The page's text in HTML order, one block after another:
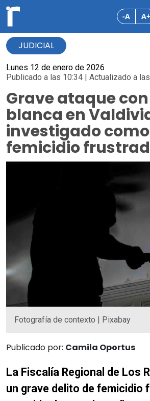
-A A+
JUDICIAL
Lunes 12 de enero de 2026
Publicado a las 10:34 | Actualizado a
Grave ataque
blanca en
investigado como
femicidio
Fotografía de contexto | Pixabay
Publicado por: Camila Oportus
La Fiscalía Regional de Los
un grave delito de femicidio